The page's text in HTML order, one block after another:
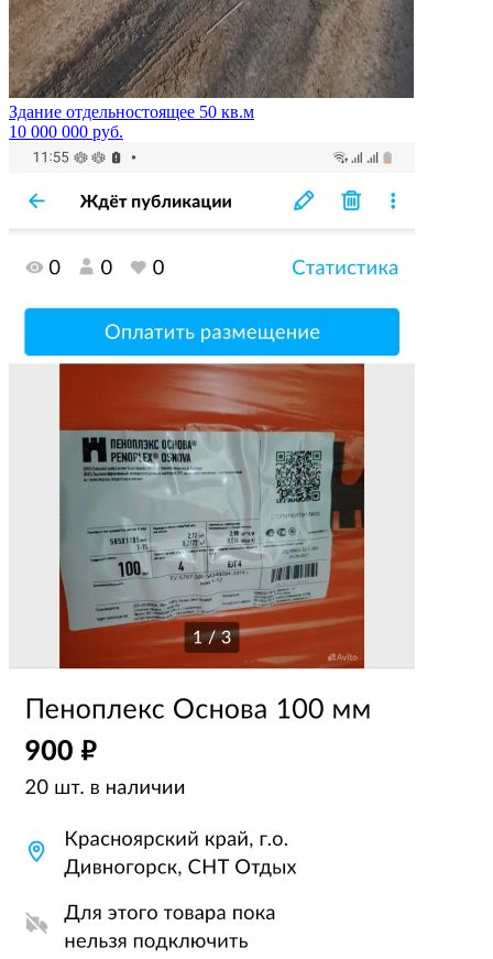
Здание отдельностоящее 50 кв.м
10 000 000 руб.